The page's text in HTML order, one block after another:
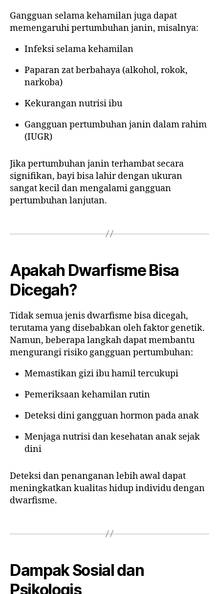
Gangguan selama kehamilan juga dapat
memengaruhi pertumbuhan janin, misalnya:
Infeksi selama kehamilan
Paparan zat berbahaya (alkohol, rokok,
narkoba)
Kekurangan nutrisi ibu
Gangguan pertumbuhan janin dalam rahim
(IUGR)
Jika pertumbuhan janin terhambat secara
signifikan, bayi bisa lahir dengan ukuran
sangat kecil dan mengalami gangguan
pertumbuhan lanjutan.
Apakah Dwarfisme Bisa
Dicegah?
Tidak semua jenis dwarfisme bisa dicegah,
terutama yang disebabkan oleh faktor genetik.
Namun, beberapa langkah dapat membantu
mengurangi risiko gangguan pertumbuhan:
Memastikan gizi ibu hamil tercukupi
Pemeriksaan kehamilan rutin
Deteksi dini gangguan hormon pada anak
Menjaga nutrisi dan kesehatan anak sejak
dini
Deteksi dan penanganan lebih awal dapat
meningkatkan kualitas hidup individu dengan
dwarfisme.
Dampak Sosial dan
Psikologis